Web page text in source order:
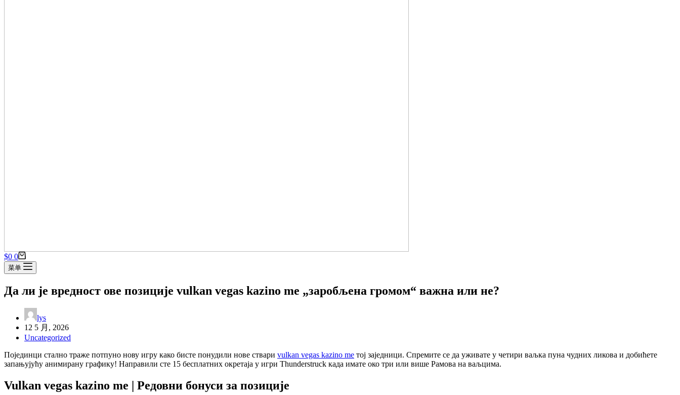
购
物
$0 0
菜单
Да ли је вредност ове позиције vulkan vegas kazino me „заробљена громом“ важна или не?
lys
12 5 月, 2026
Uncategorized
Појединци стално траже потпуно нову игру како бисте понудили нове ствари vulkan vegas kazino me тој заједници. Спремите се да уживате у четири ваљка пуна чудних ликова и добићете
запањујућу анимирану графику! Направили сте 15 бесплатних окретаја у игри Thunderstruck када имате око три или више Рамова на ваљцима.
Vulkan vegas kazino me | Редовни бонуси за позиције